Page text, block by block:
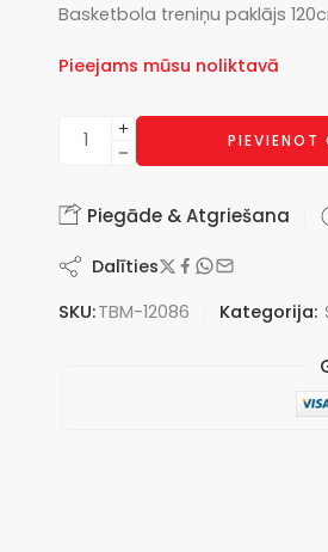
Basketbola treniņu paklājs
Pieejams mūsu noliktavā
PIEVIENOT
Piegāde & Atgriešana
Dalīties
SKU:TBM-12086 Kategorija: